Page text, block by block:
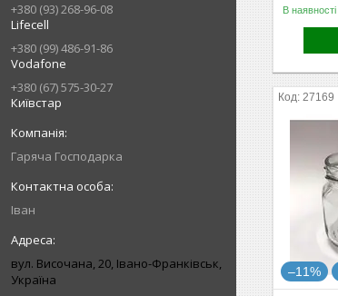
+380 (93) 268-96-08
Lifecell
+380 (99) 486-91-86
Vodafone
+380 (67) 575-30-27
Київстар
Гаряча Господарка
Іван
вул. Височана, 20, Івано-Франківськ,
Україна
В наявності
27169
–11%